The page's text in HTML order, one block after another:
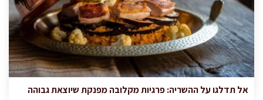
אל תדלגו על ההשריה: פרגיות מקלובה מפנקת שיוצאת גבוהה